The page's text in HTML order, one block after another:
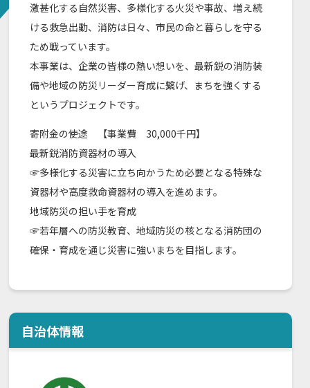
激甚化する自然災害、多様化する火災や事故、増え続
ける救急出動、消防は日々、市民の命と暮らしを守る
ため戦っています。
本事業は、企業の皆様の熱い想いを、最新鋭の消防装
備や地域の防災リーダー育成に繋げ、まちを強くする
というプロジェクトです。
寄附金の使途 【事業費 30,000千円】
最新鋭消防資器材の導入
☞多様化する災害に立ち向かうため必要となる特殊な
資器材や高度救命資器材の導入を進めます。
地域防災の担い手を育成
☞若年層への防災教育、地域防災の核となる消防団の
確保・育成を通じ災害に強いまちを目指します。
自治体情報